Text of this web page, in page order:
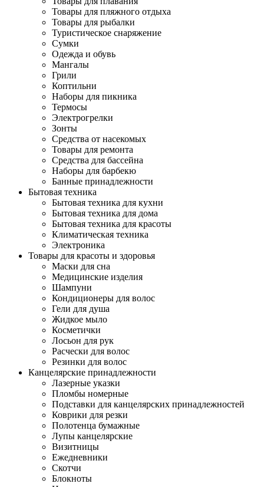
Товары для пляжного отдыха
Товары для рыбалки
Туристическое снаряжение
Сумки
Одежда и обувь
Мангалы
Грили
Коптильни
Наборы для пикника
Термосы
Электрогрелки
Зонты
Средства от насекомых
Товары для ремонта
Средства для бассейна
Наборы для барбекю
Банные принадлежности
Бытовая техника
Бытовая техника для кухни
Бытовая техника для дома
Бытовая техника для красоты
Климатическая техника
Электроника
Товары для красоты и здоровья
Маски для сна
Медицинские изделия
Шампуни
Кондиционеры для волос
Гели для душа
Жидкое мыло
Косметички
Лосьон для рук
Расчески для волос
Резинки для волос
Канцелярские принадлежности
Лазерные указки
Пломбы номерные
Подставки для канцелярских принадлежностей
Коврики для резки
Полотенца бумажные
Лупы канцелярские
Визитницы
Ежедневники
Скотчи
Блокноты